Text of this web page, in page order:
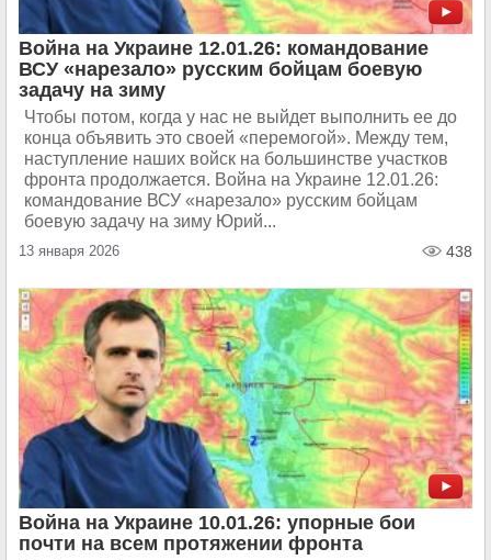
Война на Украине 12.01.26: командование
ВСУ «нарезало» русским бойцам боевую
задачу на зиму
Чтобы потом, когда у нас не выйдет выполнить ее до
конца объявить это своей «перемогой». Между тем,
наступление наших войск на большинстве участков
фронта продолжается. Война на Украине 12.01.26:
командование ВСУ «нарезало» русским бойцам
боевую задачу на зиму Юрий...
13 января 2026 438
Война на Украине 10.01.26: упорные бои
почти на всем протяжении фронта